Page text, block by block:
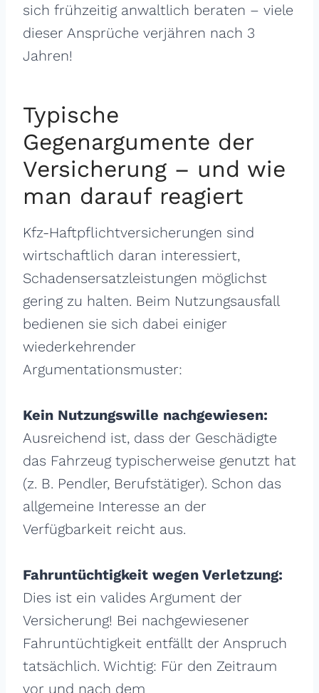
sich frühzeitig anwaltlich beraten – viele
dieser Ansprüche verjähren nach 3
Jahren!
Typische
Gegenargumente der
Versicherung – und wie
man darauf reagiert
Kfz-Haftpflichtversicherungen sind
wirtschaftlich daran interessiert,
Schadensersatzleistungen möglichst
gering zu halten. Beim Nutzungsausfall
bedienen sie sich dabei einiger
wiederkehrender
Argumentationsmuster:
Kein Nutzungswille nachgewiesen:
Ausreichend ist, dass der Geschädigte
das Fahrzeug typischerweise genutzt hat
(z. B. Pendler, Berufstätiger). Schon das
allgemeine Interesse an der
Verfügbarkeit reicht aus.
Fahruntüchtigkeit wegen Verletzung:
Dies ist ein valides Argument der
Versicherung! Bei nachgewiesener
Fahruntüchtigkeit entfällt der Anspruch
tatsächlich. Wichtig: Für den Zeitraum
vor und nach dem